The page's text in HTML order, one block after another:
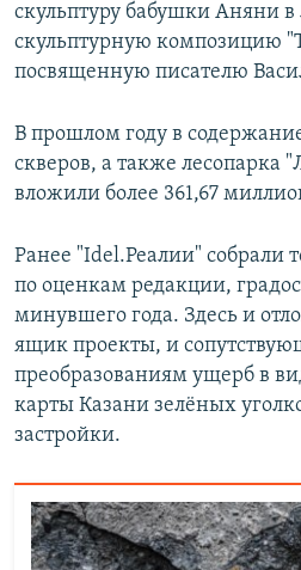
скульптуру бабушки Аняни
скульптурную композицию
посвященную писателю
В прошлом году в
скверов, а также лесопарка
вложили более 361,67
Ранее "Idel.Реалии" собрали
по оценкам редакции,
минувшего года. Здесь и
ящик проекты, и
преобразованиям ущерб в
карты Казани зелёных
застройки.